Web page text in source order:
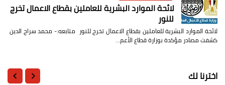
لائحة الموارد البشرية للعاملين بقطاع الاعمال تخرج
للنور
لائحة الموارد البشرية للعاملين بقطاع الاعمال تخرج للنور متابعه:- محمد سراج الدين
كشفت مصادر مؤكدة بوزارة قطاع الأعم…
اخترنا لك